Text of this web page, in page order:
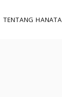
TENTANG HANATA